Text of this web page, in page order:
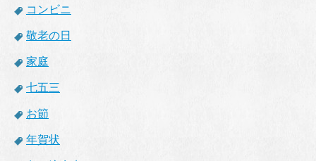
コンビニ
敬老の日
家庭
七五三
お節
年賀状